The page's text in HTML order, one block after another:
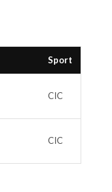
Sport
CIC
CIC